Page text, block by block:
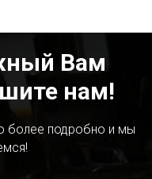
Вам
нам!
более подробно и мы